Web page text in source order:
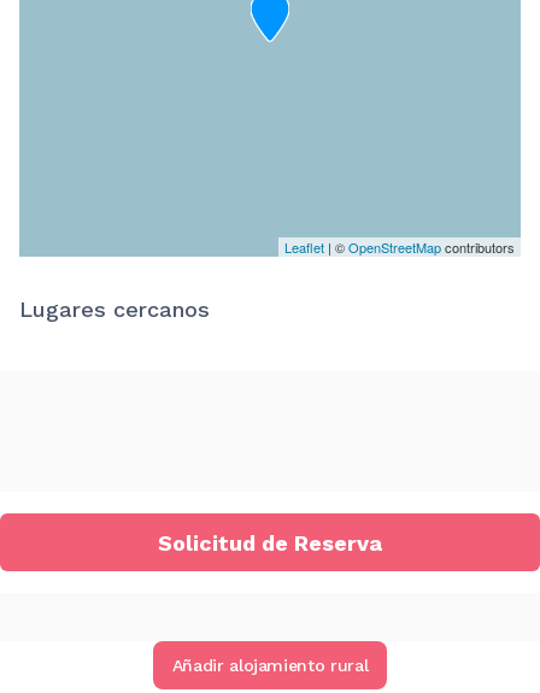
Leaflet | ©OpenStreetMapcontributors
Lugares cercanos
Solicitud de Reserva
Añadir alojamiento rural